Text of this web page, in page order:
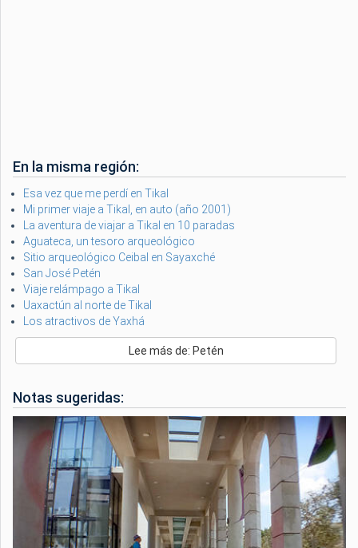
En la misma región:
Esa vez que me perdí en Tikal
Mi primer viaje a Tikal, en auto (año 2001)
La aventura de viajar a Tikal en 10 paradas
Aguateca, un tesoro arqueológico
Sitio arqueológico Ceibal en Sayaxché
San José Petén
Viaje relámpago a Tikal
Uaxactún al norte de Tikal
Los atractivos de Yaxhá
Lee más de: Petén
Notas sugeridas: